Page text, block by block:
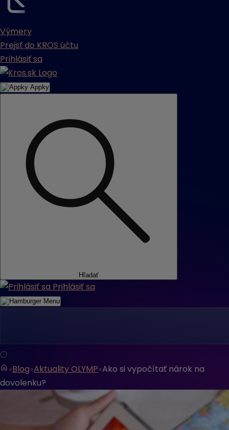
Výmery
Prejsť do KROS účtu
Prihlásiť sa
Appky
Hľadať
Prihlásiť sa
Menu
Blog Aktuality OLYMP Ako si vypočítať nárok na
dovolenku?